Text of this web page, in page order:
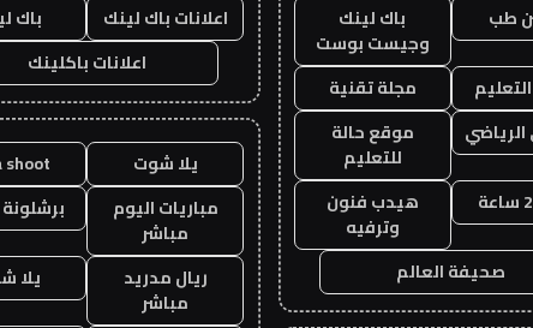
طب
باك لينك
وجيست بوست
مجلة تقنية
موقع حالة
للتعليم
هيدب فنون
وترفيه
صحيفة العالم
اعلانات باك لينك
باك
اعلانات باكلينك
يلا شوت
shoot
مباريات اليوم
مباشر
ريال مدريد
مباشر
يلا